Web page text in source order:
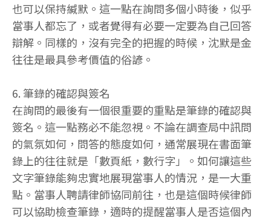
也可以保持緘默。這一點在詢問多個小時後，似乎
當事人都忘了，或者覺得有必要一定要為自己回答
辯解。同樣的，沒有完全的把握的時候，沈默是金
往往是最具參考價值的俗諺。
6. 筆錄的確認與簽名
在詢問的最後有一個很重要的重點是筆錄的確認與
簽名。這一點務必不能忽視。不論在調查局中訊問
的氣氛如何，問答的態度如何，通常展現在書面筆
錄上的往往就是「數頁紙，數行字」。如何讓這些
文字筆錄能夠忠實地展現當事人的情況，是一大重
點。當事人聘請律師協同前往，也是這個時候律師
可以協助檢查筆錄，適時的提醒當事人是否這個內